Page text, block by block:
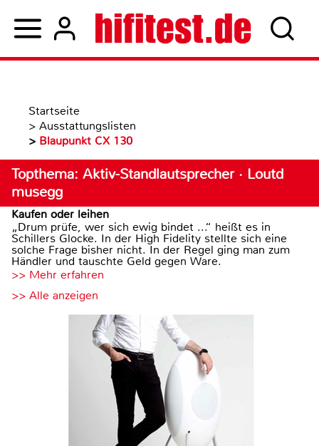
Startseite
> Ausstattungslisten
> Blaupunkt CX 130
Topthema: Aktiv-Standlautsprecher · Loutd
musegg
Kaufen oder leihen
„Drum prüfe, wer sich ewig bindet ...“ heißt es in
Schillers Glocke. In der High Fidelity stellte sich eine
solche Frage bisher nicht. In der Regel ging man zum
Händler und tauschte Geld gegen Ware.
>> Mehr erfahren
>> Alle anzeigen